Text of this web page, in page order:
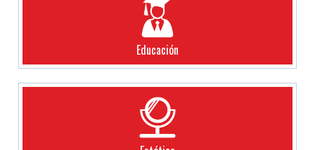
Educación